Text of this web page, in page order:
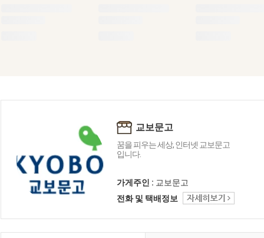
교보문고
꿈을 피우는 세상, 인터넷 교보문고
입니다.
가게주인 : 교보문고
전화 및 택배정보